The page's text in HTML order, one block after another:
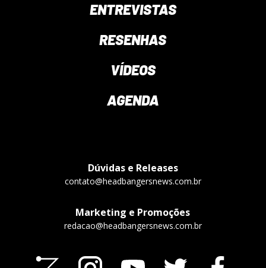
ENTREVISTAS
RESENHAS
VÍDEOS
AGENDA
Dúvidas e Releases
contato@headbangersnews.com.br
Marketing e Promoções
redacao@headbangersnews.com.br